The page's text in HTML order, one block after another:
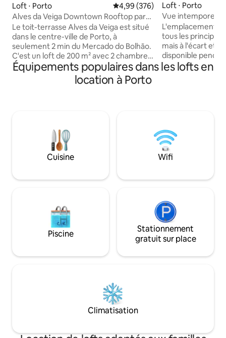
Loft ⋅ Porto Évaluation moyenne sur la
4,99 (376)
Alves da Veiga Downtown Rooftop par
Nuno et sa famille
Le toit-terrasse Alves da Veiga est situé
dans le centre-ville de Porto, à
seulement 2 min du Mercado do Bolhão.
C'est un loft de 200 m² avec 2 chambres
(une à l'étage et une en bas), 2 salles de
bains (toutes deux en bas), une terrasse
spacieuse et 2 balcons. Il est plein de
terrasse spacieuse est idéale pour se
détendre après une longue journée et
profiter d'une bouteille de vin tout en
surplombant la ligne d'horizon du
Loft ⋅ Porto
Vue intemporelle
loft ultramoderne
L'emplacement
tous les
mais à l'écart et calme
disponible
conseils et tout
l'appartement. Le loft est dans une
proximité, dans la
au patrimoine
Métro São Bento
Bento (200 m)
Équipements populaires dans les lofts en
location à Porto
Cuisine Wifi
Piscine
Stationnement
gratuit sur place
Climatisation